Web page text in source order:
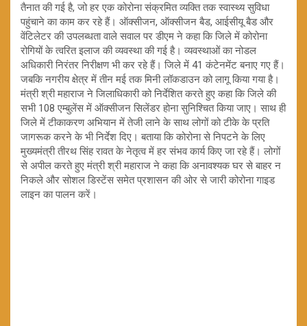
तैनात की गई है, जो हर एक कोरोना संक्रमित व्यक्ति तक स्वास्थ्य सुविधा
पहुंचाने का काम कर रहे हैं। ऑक्सीजन, ऑक्सीजन बैड, आईसीयू बैड और
वेंटिलेटर की उपलब्धता वाले सवाल पर डीएम ने कहा कि जिले में कोरोना
रोगियों के त्वरित इलाज की व्यवस्था की गई है। व्यवस्थाओं का नोडल
अधिकारी निरंतर निरीक्षण भी कर रहे हैं। जिले में 41 कंटेनमेंट बनाए गए हैं।
जबकि नगरीय क्षेत्र में तीन मई तक मिनी लॉकडाउन को लागू किया गया है।
मंत्री श्री महाराज ने जिलाधिकारी को निर्देशित करते हुए कहा कि जिले की
सभी 108 एम्बुलेंस में ऑक्सीजन सिलेंडर होना सुनिश्चित किया जाए। साथ ही
जिले में टीकाकरण अभियान में तेजी लाने के साथ लोगों को टीके के प्रति
जागरूक करने के भी निर्देश दिए। बताया कि कोरोना से निपटने के लिए
मुख्यमंत्री तीरथ सिंह रावत के नेतृत्व में हर संभव कार्य किए जा रहे हैं। लोगों
से अपील करते हुए मंत्री श्री महाराज ने कहा कि अनावश्यक घर से बाहर न
निकले और सोशल डिस्टेंस समेत प्रशासन की ओर से जारी कोरोना गाइड
लाइन का पालन करें।